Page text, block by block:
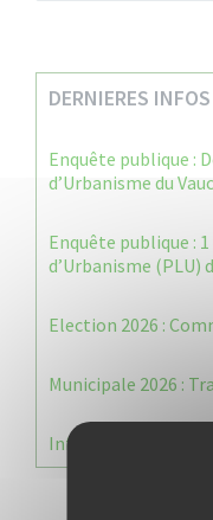
DERNIERES INFOS
Enquête publique :
d’Urbanisme du
Enquête publique :
d’Urbanisme (PLU)
Election 2026 :
Municipale 2026 :
Information